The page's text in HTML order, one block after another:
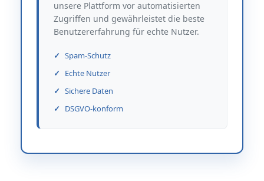
unsere Plattform vor automatisierten
Zugriffen und gewährleistet die beste
Benutzererfahrung für echte Nutzer.
Spam-Schutz
Echte Nutzer
Sichere Daten
DSGVO-konform